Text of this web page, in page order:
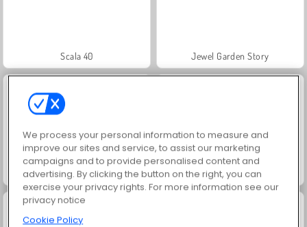
Scala 40 Jewel Garden Story
Farm Merge Valley Juice Merge
We process your personal information to measure and
improve our sites and service, to assist our marketing
campaigns and to provide personalised content and
advertising. By clicking the button on the right, you can
exercise your privacy rights. For more information see our
privacy notice
Cookie Policy